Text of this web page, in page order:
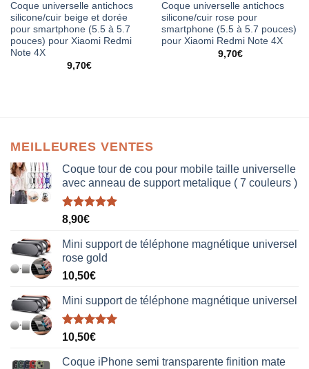
Coque universelle antichocs
silicone/cuir beige et dorée
pour smartphone (5.5 à 5.7
pouces) pour Xiaomi Redmi
Note 4X
9,70€
Coque universelle antichocs
silicone/cuir rose pour
smartphone (5.5 à 5.7 pouces)
pour Xiaomi Redmi Note 4X
9,70€
MEILLEURES VENTES
Coque tour de cou pour mobile taille universelle
avec anneau de support metalique ( 7 couleurs )
Note5.00
8,90€
Mini support de téléphone magnétique universel
rose gold
10,50€
Mini support de téléphone magnétique universel
Note5.00
10,50€
Coque iPhone semi transparente finition mate